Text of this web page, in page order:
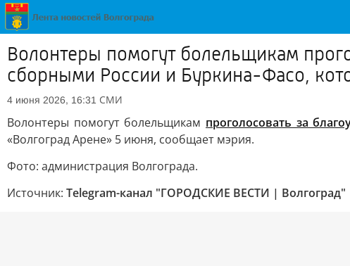
Волонтеры помогут болельщикам
сборными России и Буркина-Фасо,
4 июня 2026, 16:31 СМИ
Волонтеры помогут болельщикам проголосовать за
«Волгоград Арене» 5 июня, сообщает мэрия.
Фото: администрация Волгограда.
Источник: Telegram-канал "ГОРОДСКИЕ ВЕСТИ | Волгоград"